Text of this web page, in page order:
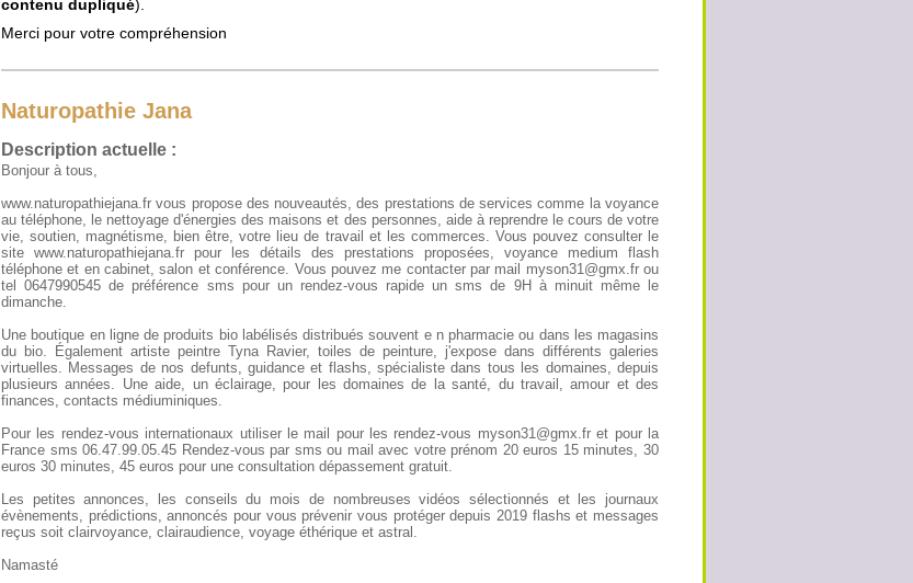
contenu dupliqué).
Merci pour votre compréhension
Naturopathie Jana
Description actuelle :
Bonjour à tous,
www.naturopathiejana.fr vous propose des nouveautés, des prestations de services comme la voyance
au téléphone, le nettoyage d'énergies des maisons et des personnes, aide à reprendre le cours de votre
vie, soutien, magnétisme, bien être, votre lieu de travail et les commerces. Vous pouvez consulter le
site www.naturopathiejana.fr pour les détails des prestations proposées, voyance medium flash
téléphone et en cabinet, salon et conférence. Vous pouvez me contacter par mail myson31@gmx.fr ou
tel 0647990545 de préférence sms pour un rendez-vous rapide un sms de 9H à minuit même le
dimanche.
Une boutique en ligne de produits bio labélisés distribués souvent e n pharmacie ou dans les magasins
du bio. Également artiste peintre Tyna Ravier, toiles de peinture, j'expose dans différents galeries
virtuelles. Messages de nos defunts, guidance et flashs, spécialiste dans tous les domaines, depuis
plusieurs années. Une aide, un éclairage, pour les domaines de la santé, du travail, amour et des
finances, contacts médiuminiques.
Pour les rendez-vous internationaux utiliser le mail pour les rendez-vous myson31@gmx.fr et pour la
France sms 06.47.99.05.45 Rendez-vous par sms ou mail avec votre prénom 20 euros 15 minutes, 30
euros 30 minutes, 45 euros pour une consultation dépassement gratuit.
Les petites annonces, les conseils du mois de nombreuses vidéos sélectionnés et les journaux
évènements, prédictions, annoncés pour vous prévenir vous protéger depuis 2019 flashs et messages
reçus soit clairvoyance, clairaudience, voyage éthérique et astral.
Namasté